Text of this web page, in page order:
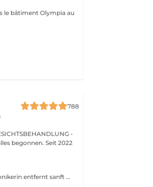
le bâtiment Olympia au
788
-
Wir kümmern uns um ihre Nägel! Ihre Technikerin entfernt sanft abgestorbene hautzellen, feilt und formt ihre Nägel und poliert die oberfläche für ein glattes, natürliches finish. Unsere meister bieten kantige, hardware- oder kombinierte manicures an, je nach ihren wünschen. Wie wird eine manicure ohne nagellack durchgeführt? - raue haut wird sanft entfernt - die form der nagelplatte wird behutsam korrigiert - die Nagelhaut und seitlichen ränder werden sorgfältig bearbeitet - Nagelhautöl und handcreme werden aufgetragen, um zu pflegen und zu hydratisieren Altersbeschränkung: empfohlen ab 14 Jahren. Nachbehandlungsempfehlungen: es sind keine speziellen Nachbehandlungen erforderlich. Häufigkeit: alle 3 Wochen.